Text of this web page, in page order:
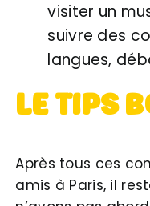
visiter un
suivre des
langues,
LE TIPS
Après tous ces
amis à Paris, il